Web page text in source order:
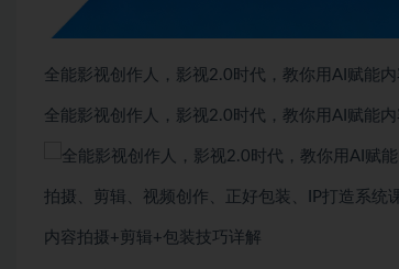
全能影视创作人，影视2.0时代，教你用AI赋能
全能影视创作人，影视2.0时代，教你用AI赋能
拍摄、剪辑、视频创作、正好包装、IP打造系统
内容拍摄+剪辑+包装技巧详解